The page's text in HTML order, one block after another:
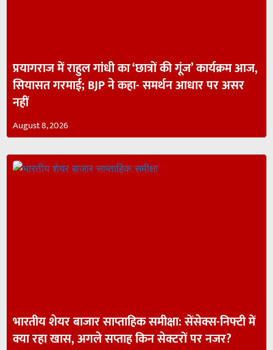
प्रयागराज में राहुल गांधी का ‘छात्रों की गूंज’ कार्यक्रम आज,
सियासत गरमाई; BJP ने कहा- समर्थन आधार पर असर
नहीं
August 8, 2026
भारतीय शेयर बाजार साप्ताहिक समीक्षा: सेंसेक्स-निफ्टी में
क्या रहा खास, अगले सप्ताह किन सेक्टरों पर नजर?